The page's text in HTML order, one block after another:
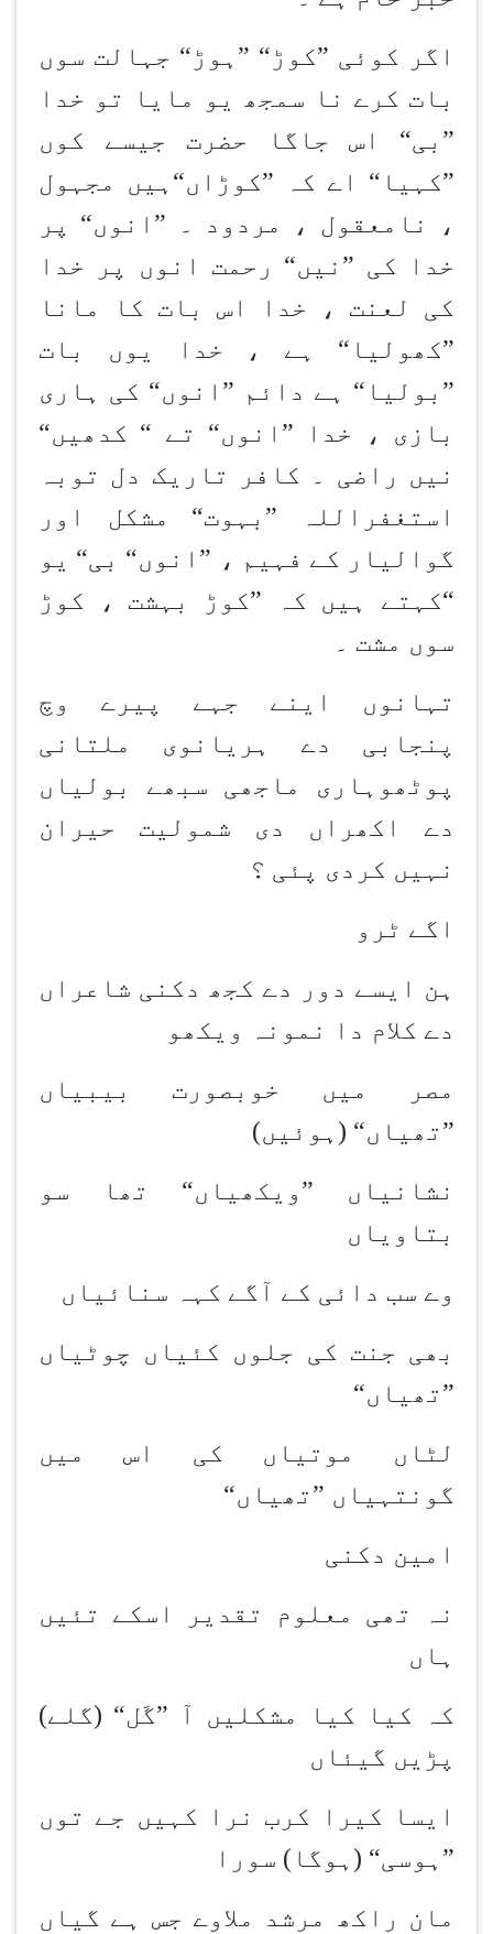
اگر کوئی ”کوڑ“ ”ہوڑ“ جہالت سوں
بات کرے نا سمجھ یو مایا تو خدا
”بی“ اس جاگا حضرت جیسے کوں
”کہیا“ اے کہ ”کوڑاں“ہیں مجہول
، نامعقول ، مردود ۔ ”انوں“ پر
خدا کی ”نیں“ رحمت انوں پر خدا
کی لعنت ، خدا اس بات کا مانا
”کھولیا“ ہے ، خدا یوں بات
”بولیا“ ہے دائم ”انوں“ کی ہاری
بازی ، خدا ”انوں“ تے “ کدھیں“
نیں راضی ۔ کافر تاریک دل توبہ
استغفراللہ ”بہوت“ مشکل اور
گوالیار کے فہیم ، ”انوں“ بی“ یو
“کہتے ہیں کہ ”کوڑ بہشت ، کوڑ
سوں مشت ۔
تہانوں اینے جہے پیرے وچ
پنجابی دے ہریانوی ملتانی
پوٹھوہاری ماجھی سبھے بولیاں
دے اکھراں دی شمولیت حیران
نہیں کردی پئی ؟
اگے ٹرو
ہن ایسے دور دے کجھ دکنی شاعراں
دے کلام دا نمونہ ویکھو
مصر میں خوبصورت بیبیاں
”تھیاں“ (ہوئیں)
نشانیاں ”ویکھیاں“ تھا سو
بتاویاں
وے سب دائی کے آگے کہہ سنائیاں
بھی جنت کی جلوں کئیاں چوٹیاں
”تھیاں“
لٹاں موتیاں کی اس میں
گونتہیاں ”تھیاں“
امین دکنی
نہ تھی معلوم تقدیر اسکے تئیں
ہاں
کہ کیا کیا مشکلیں آ ”گَل“ (گلے)
پڑیں گیئاں
ایسا کیرا کرب نرا کہیں جے توں
”ہوسی“ (ہوگا) سورا
مان راکھ مرشد ملاوے جس ہے گیاں